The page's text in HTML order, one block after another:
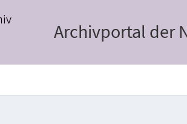
Archivportal der